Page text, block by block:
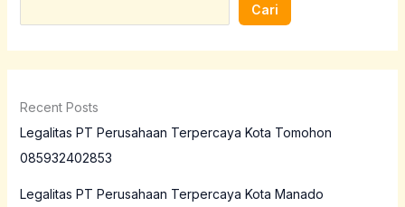
Cari
Recent Posts
Legalitas PT Perusahaan Terpercaya Kota Tomohon
085932402853
Legalitas PT Perusahaan Terpercaya Kota Manado